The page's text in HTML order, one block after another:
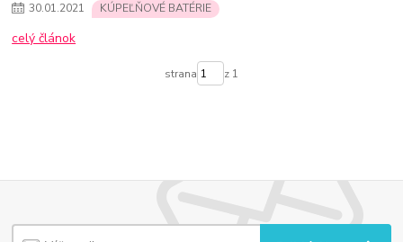
30.01.2021 KÚPEĽŇOVÉ BATÉRIE
celý článok
strana z 1